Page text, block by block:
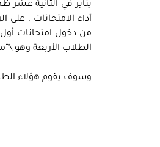
من دخول امتحانات
الطلاب الأربعة وهو \”مصطفى فؤاد\” يوم 17 يناير بحرمانه من أداء
وسوف يقوم هؤلاء